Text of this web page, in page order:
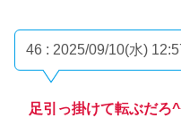
46 : 2025/09/10(水)
足引っ掛けて転ぶだろ